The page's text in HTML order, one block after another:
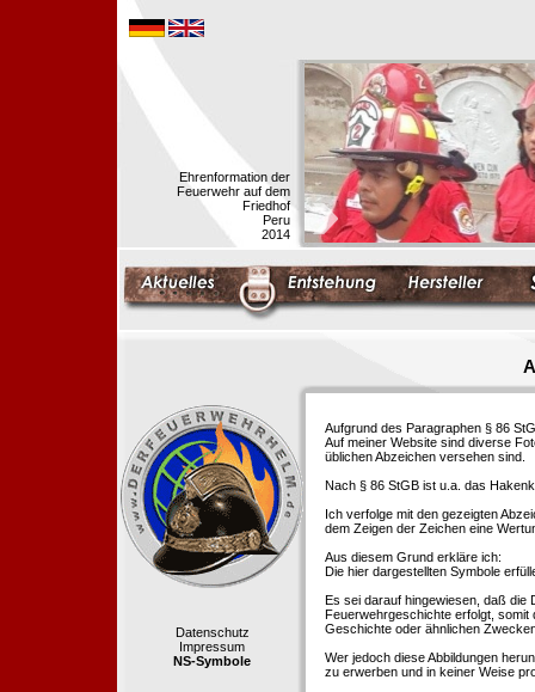
Ehrenformation der
Feuerwehr auf dem
Friedhof
Peru
2014
Datenschutz
Impressum
NS-Symbole
Aufgrund des Paragraphen § 86
Auf meiner Website sind diverse
üblichen Abzeichen versehen sind.
Nach § 86 StGB ist u.a. das
Ich verfolge mit den gezeigten
dem Zeigen der Zeichen eine
Aus diesem Grund erkläre ich:
Die hier dargestellten Symbole
Es sei darauf hingewiesen, daß die
Feuerwehrgeschichte erfolgt,
Geschichte oder ähnlichen
Wer jedoch diese Abbildungen
zu erwerben und in keiner Weise